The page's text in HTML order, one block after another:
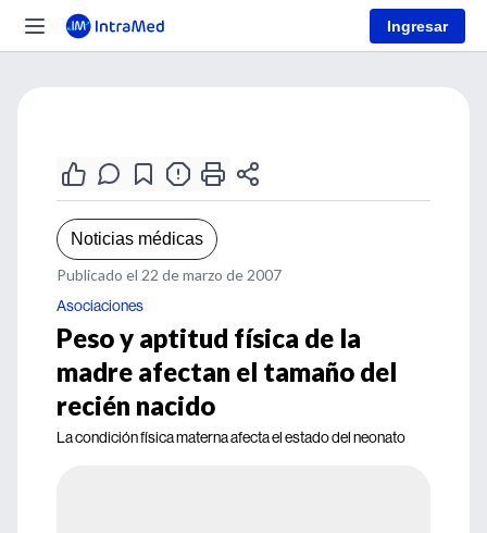
Ingresar
Noticias médicas
Publicado el 22 de marzo de 2007
Asociaciones
Peso y aptitud física de la
madre afectan el tamaño del
recién nacido
La condición física materna afecta el estado del neonato